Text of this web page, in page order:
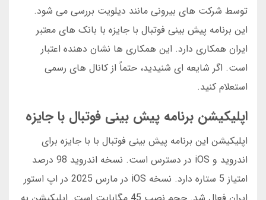
توسط شرکت های بیرونی مانند دیلویت بررسی می شود.
این برنامه پیش بینی فوتبال با جایزه با بانک های معتبر
ایران همکاری دارد. این همکاری ها نشان دهنده اعتبار
است. اگر شایعه ای شنیدید، حتماً از کانال های رسمی
استعلام کنید.
اپلیکیشن برنامه پیش بینی فوتبال با جایزه
اپلیکیشن این برنامه پیش بینی فوتبال با با جایزه برای
اندروید و iOS در دسترس است. نسخه اندروید 98 درصد
امتیاز 5 ستاره دارد. نسخه iOS در مارس 2025 در اپ استور